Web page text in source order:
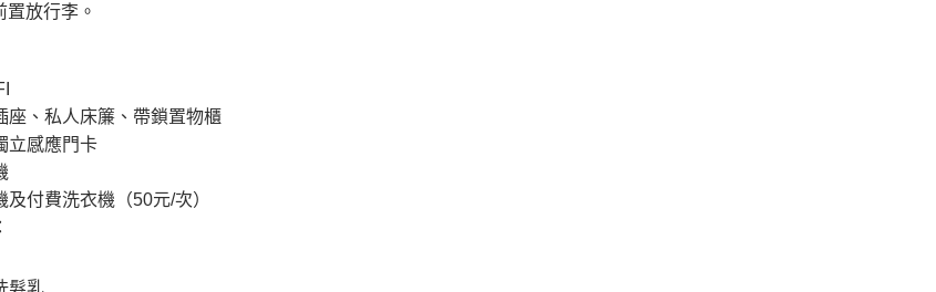
置放行李。
座、私人床簾、 帶鎖置物櫃
立感應門卡
及付費洗衣機（50元/次）
髮乳